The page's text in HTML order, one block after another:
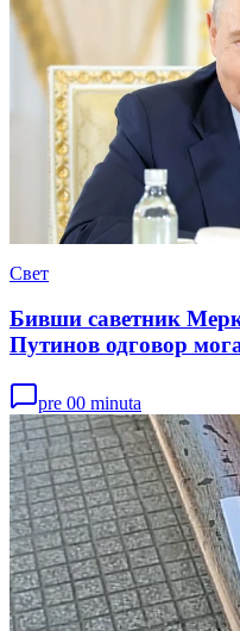
Свет
Бивши саветник
Путинов одговор
pre 00 minuta